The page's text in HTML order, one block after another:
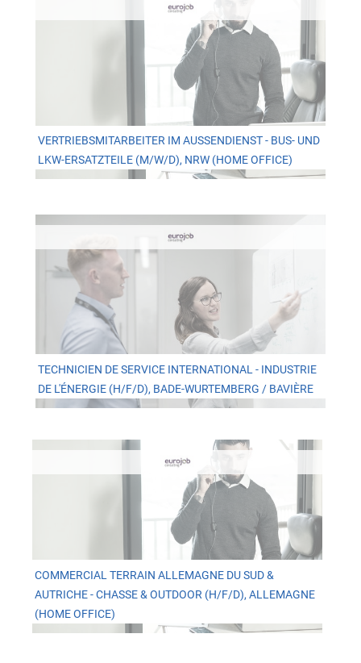
VERTRIEBSMITARBEITER IM AUSSENDIENST - BUS- UND L
KW-ERSATZTEILE (M/W/D), NRW (HOME OFFICE)
TECHNICIEN DE SERVICE INTERNATIONAL - INDUSTRIE
DE L'ÉNERGIE (H/F/D), BADE-WURTEMBERG / BAVIÈRE
COMMERCIAL TERRAIN ALLEMAGNE DU SUD &
AUTRICHE - CHASSE & OUTDOOR (H/F/D), ALLEMAGNE
(HOME OFFICE)